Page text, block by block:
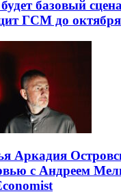
базовый
ГСМ до октября
Аркадия
с Андреем